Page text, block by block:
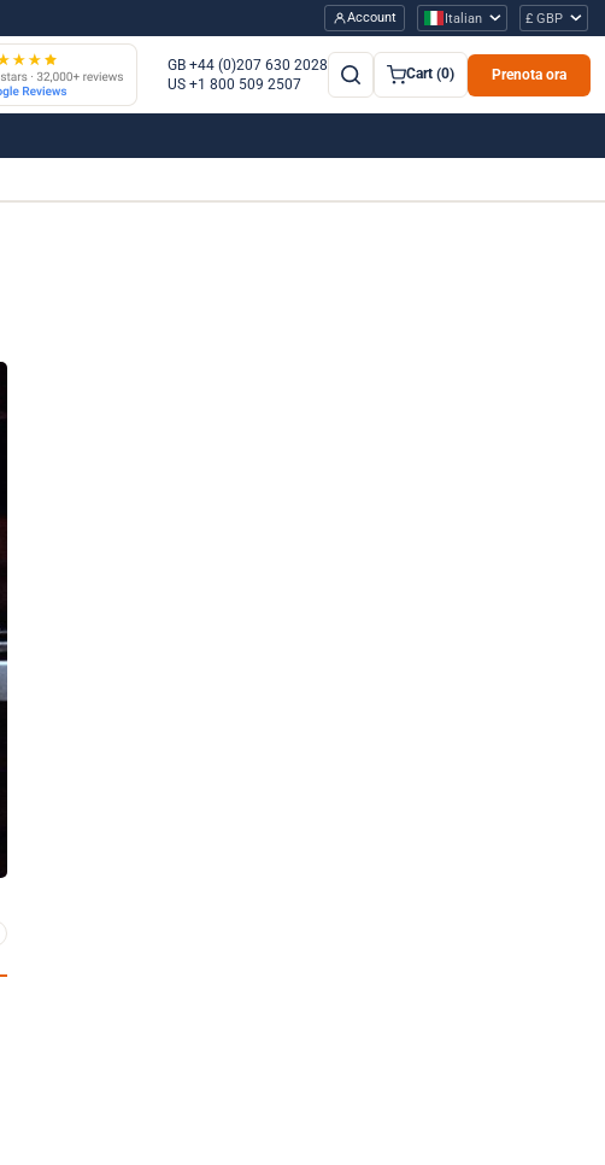
Account Italian £ GBP
GB +44 (0)207 630 2028
US +1 800 509 2507
Cart (0) Prenota ora